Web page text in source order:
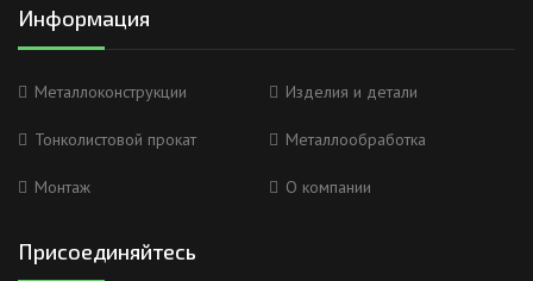
Информация
Металлоконструкции Изделия и детали
Тонколистовой прокат Металлообработка
Монтаж О компании
Присоединяйтесь